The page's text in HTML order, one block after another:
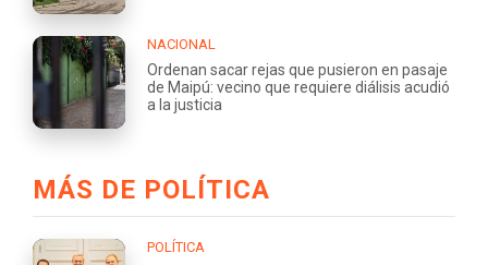
NACIONAL
Ordenan sacar rejas que pusieron en pasaje
de Maipú: vecino que requiere diálisis acudió
a la justicia
MÁS DE POLÍTICA
POLÍTICA